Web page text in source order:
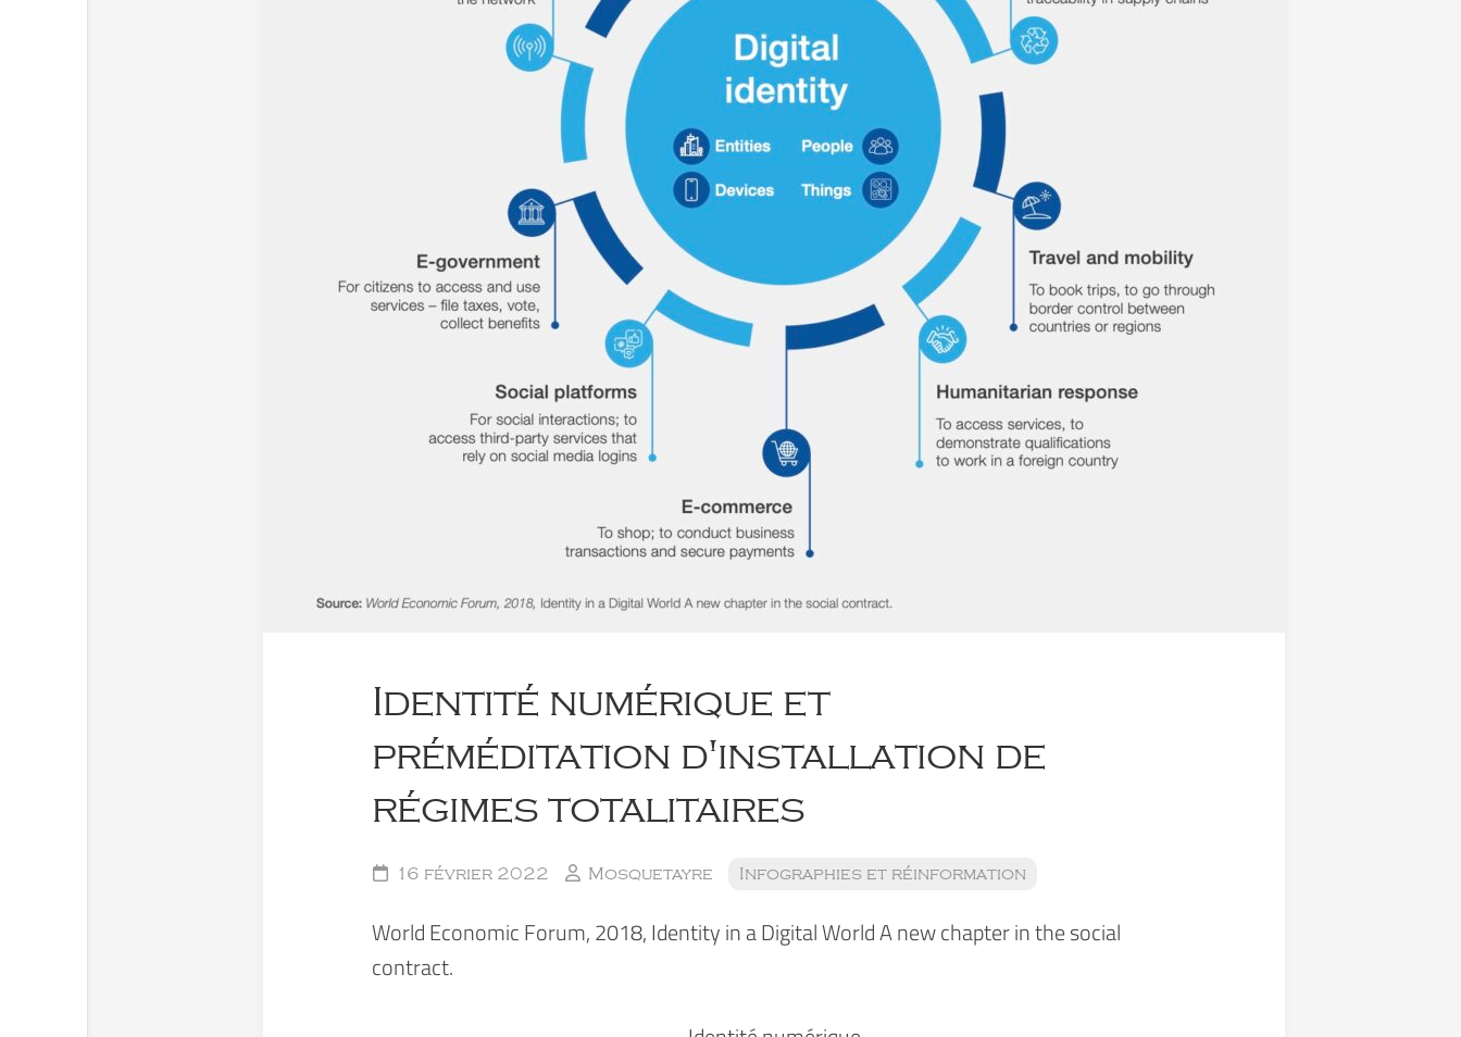
Identité numérique et
préméditation d'installation de
régimes totalitaires
16 février 2022 Mosquetayre Infographies et réinformation
World Economic Forum, 2018, Identity in a Digital World A new chapter in the social
contract.